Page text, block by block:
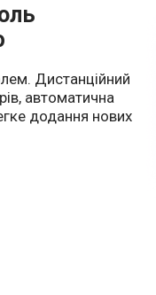
Дистанційний
автоматична
додання нових